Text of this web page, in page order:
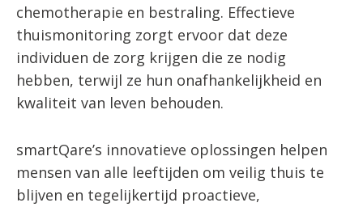
chemotherapie en bestraling. Effectieve
thuismonitoring zorgt ervoor dat deze
individuen de zorg krijgen die ze nodig
hebben, terwijl ze hun onafhankelijkheid en
kwaliteit van leven behouden.
smartQare’s innovatieve oplossingen helpen
mensen van alle leeftijden om veilig thuis te
blijven en tegelijkertijd proactieve,